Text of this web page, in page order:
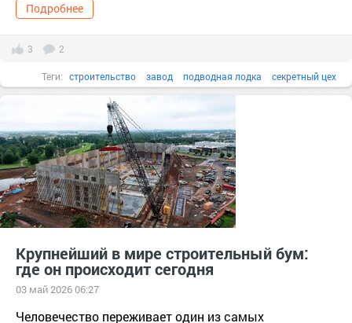
Подробнее
3 2
Теги: строительство завод подводная лодка секретный цех
Крупнейший в мире строительный бум:
где он происходит сегодня
03 май 2026 06:27
Человечество переживает один из самых